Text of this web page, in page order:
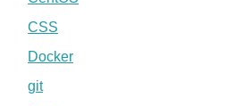
CSS
Docker
git